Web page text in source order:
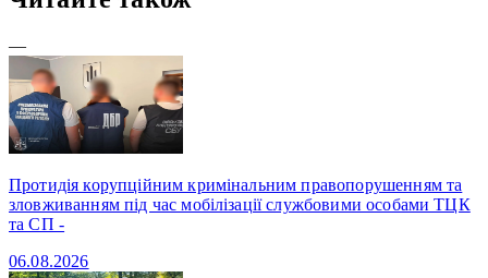
—
Протидія корупційним кримінальним правопорушенням та
зловживанням під час мобілізації службовими особами ТЦК
та СП -
06.08.2026